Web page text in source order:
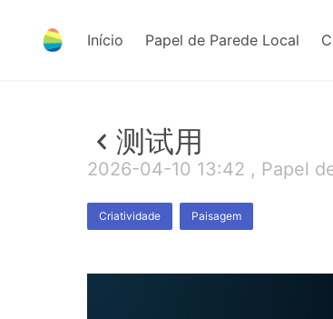
Início Papel de Parede Local
测试用
2026-04-10 13:42 , Papel
Criatividade Paisagem